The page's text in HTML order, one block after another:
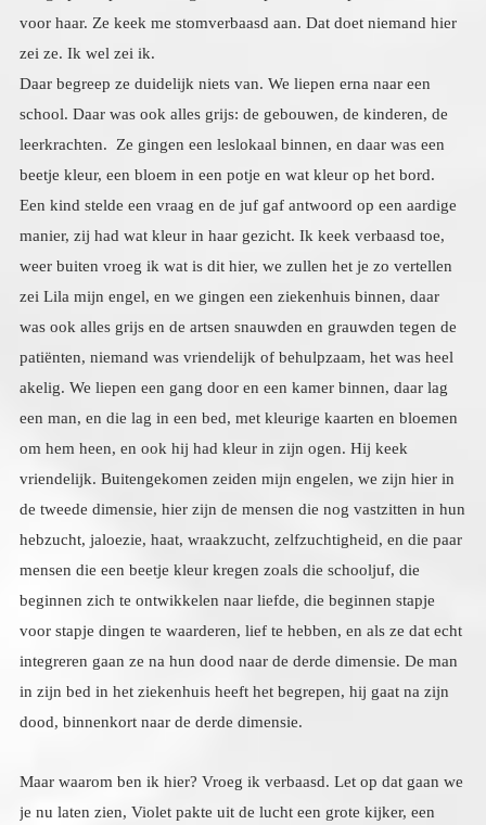
zei ze. Ik wel zei ik.
Daar begreep ze duidelijk niets van. We liepen erna naar een
school. Daar was ook alles grijs: de gebouwen, de kinderen, de
leerkrachten. Ze gingen een leslokaal binnen, en daar was een
beetje kleur, een bloem in een potje en wat kleur op het bord.
Een kind stelde een vraag en de juf gaf antwoord op een aardige
manier, zij had wat kleur in haar gezicht. Ik keek verbaasd toe,
weer buiten vroeg ik wat is dit hier, we zullen het je zo vertellen
zei Lila mijn engel, en we gingen een ziekenhuis binnen, daar
was ook alles grijs en de artsen snauwden en grauwden tegen de
patiënten, niemand was vriendelijk of behulpzaam, het was heel
akelig. We liepen een gang door en een kamer binnen, daar lag
een man, en die lag in een bed, met kleurige kaarten en bloemen
om hem heen, en ook hij had kleur in zijn ogen. Hij keek
vriendelijk. Buitengekomen zeiden mijn engelen, we zijn hier in
de tweede dimensie, hier zijn de mensen die nog vastzitten in hun
hebzucht, jaloezie, haat, wraakzucht, zelfzuchtigheid, en die paar
mensen die een beetje kleur kregen zoals die schooljuf, die
beginnen zich te ontwikkelen naar liefde, die beginnen stapje
voor stapje dingen te waarderen, lief te hebben, en als ze dat echt
integreren gaan ze na hun dood naar de derde dimensie. De man
in zijn bed in het ziekenhuis heeft het begrepen, hij gaat na zijn
dood, binnenkort naar de derde dimensie.
Maar waarom ben ik hier? Vroeg ik verbaasd. Let op dat gaan we
je nu laten zien, Violet pakte uit de lucht een grote kijker, een
soort lange verrekijker. Ze gaf hem aan mij en zei: kijk goed, ik
keek in de kijker en die richtte zich op de aarde, en zoomde in,
op Frankrijk op de omgeving waar mijn ex woont op zijn huis en
toen zag ik het, het huis was gehuld in grijze mist, dezelfde kleur
grijs als van de tweede dimensie, en daarna draaide de verrekijker
zich naar Nederland naar zeeland, naar het huis van mijn zus, en
om het huis heen hing dezelfde grijze mist, ik keek mijn engelen
aan. Jouw zusje en je ex, zitten voor een deel, zeg maar met een
been, nog in de tweede dimensie, zij delen, hebzucht, jaloezie,
wraak, egoïsme. En ze hebben daar samen dingen in op te lossen,
karma in te lossen. Daar heb jij niets mee van doen, dit heeft niets
met jou te maken, hun contact gaat niet over jou. Trek je dus niet
aan wat ze doen, en besef dat zij samen iets mogen oplossen. Of
ze dat doen, is aan hen. Jij moet erbuiten blijven. De tweede